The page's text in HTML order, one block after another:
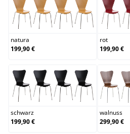
natura
natura
199,90 €
rot
199,90 €
schwarz
schwarz
199,90 €
walnuss
299,90 €